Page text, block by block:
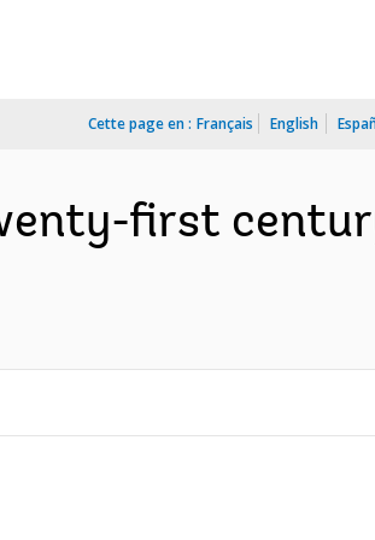
Cette page en : Français English
first